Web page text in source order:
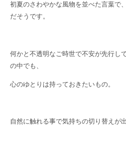
初夏のさわやかな風物を並べた言葉で
だそうです。
何かと不透明なご時世で不安が先行し
の中でも、
心のゆとりは持っておきたいもの。
自然に触れる事で気持ちの切り替えが